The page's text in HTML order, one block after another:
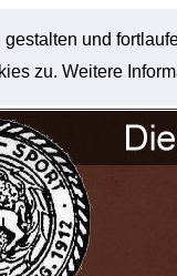
und
zu. Weitere